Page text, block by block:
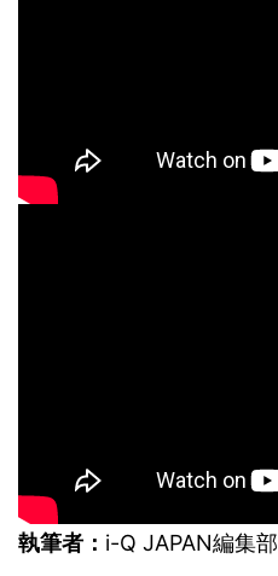
執筆者： i-Q JAPAN編集部